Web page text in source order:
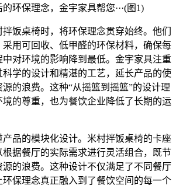
饭桌椅时，将环保理念贯穿始终。他们
用可回收、低甲醛的环保材料，确保每
对环境的影响降到最低。金宇家具注重
学的设计和精湛的工艺，延长产品的使
的浪费。这种“从摇篮到摇篮”的设计理
的尊重，也为餐饮企业降低了长期的运
品的模块化设计。米村拌饭桌椅的卡座
据餐厅的实际需求进行灵活组合，既节
的浪费。这种设计不仅满足了不同餐厅
保理念真正融入到了餐饮空间的每一个